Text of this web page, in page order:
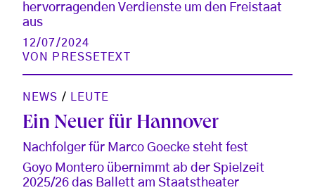
hervorragenden Verdienste um den Freistaat
aus
12/07/2024
VON
PRESSETEXT
NEWS / LEUTE
Ein Neuer für Hannover
Nachfolger für Marco Goecke steht fest
Goyo Montero übernimmt ab der Spielzeit
2025/26 das Ballett am Staatstheater